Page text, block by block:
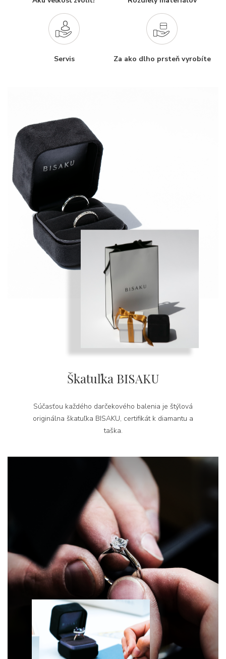
Servis Za ako dlho prsteň vyrobíte
Škatuľka BISAKU
Súčasťou každého darčekového balenia je štýlová
originálna škatuľka BISAKU, certifikát k diamantu a
taška.